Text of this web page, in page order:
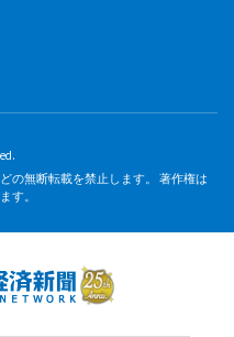
の無断転載を禁止します。 著作権は
す。